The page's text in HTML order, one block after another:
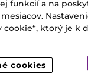
nákupu
funkcií a na
ktorý je k
cookies